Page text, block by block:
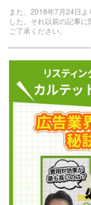
また、2018年7月24日
した。それ以前の記事
ご了承ください。